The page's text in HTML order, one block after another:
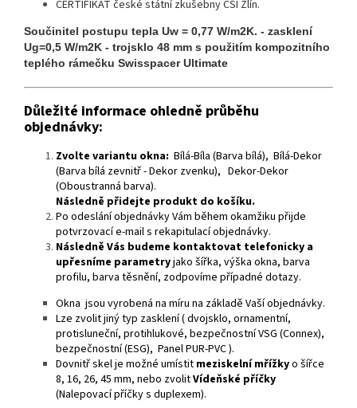
CERTIFIKÁT české státní zkušebny CSI Zlín.
Součinitel postupu tepla Uw = 0,77 W/m2K. - zasklení
Ug=0,5 W/m2K - trojsklo 48 mm s použitím kompozitního
teplého rámečku Swisspacer Ultimate
Důležité informace ohledně průběhu
objednávky:
Zvolte variantu okna: Bílá-Bíla (Barva bílá), Bílá-Dekor
(Barva bílá zevnitř - Dekor zvenku), Dekor-Dekor
(Oboustranná barva).
Následně přidejte produkt do košíku.
Po odeslání objednávky Vám během okamžiku přijde
potvrzovací e-mail s rekapitulací objednávky.
Následně Vás budeme kontaktovat telefonicky a
upřesníme parametryjako šířka, výška okna, barva
profilu, barva těsnění, zodpovíme případné dotazy.
Okna jsou vyrobená na míru na základě Vaší objednávky.
Lze zvolit jiný typ zasklení ( dvojsklo, ornamentní,
protisluneční, protihlukové, bezpečnostní VSG (Connex),
bezpečnostní (ESG), Panel PUR-PVC ).
Dovnitř skel je možné umístit meziskelní mřížkyo šířce
8, 16, 26, 45 mm, nebo zvolitVídeňské příčky
(Nalepovací příčky s duplexem).